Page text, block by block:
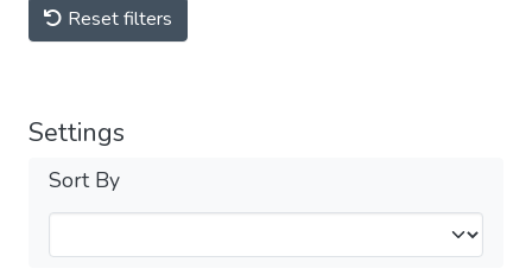
Reset filters
Settings
Sort By